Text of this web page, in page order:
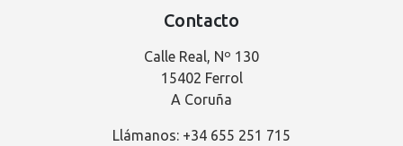
Contacto
Calle Real, Nº 130
15402 Ferrol
A Coruña
Llámanos: +34 655 251 715